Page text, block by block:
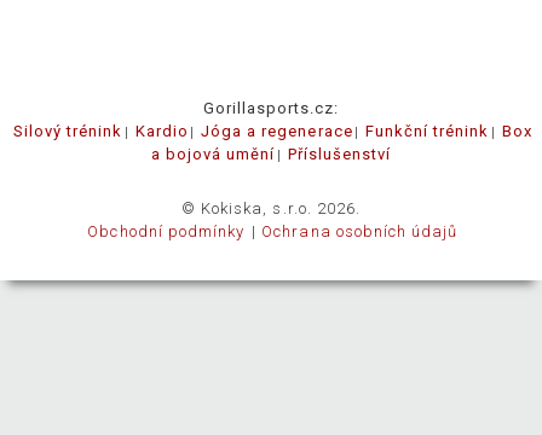
Gorillasports.cz:
Silový trénink
Kardio Jóga a regenerace Funkční trénink
Box
a bojová umění
Příslušenství
© Kokiska, s.r.o. 2026.
Obchodní podmínky
Ochrana osobních údajů